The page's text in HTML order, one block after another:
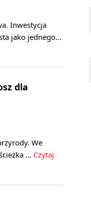
Inwestycja
jako jednego…
dla
We
… Czytaj